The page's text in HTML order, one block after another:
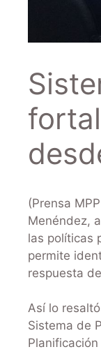
(Prensa
Menéndez,
las políticas
permite
respuesta
Así lo
Sistema de